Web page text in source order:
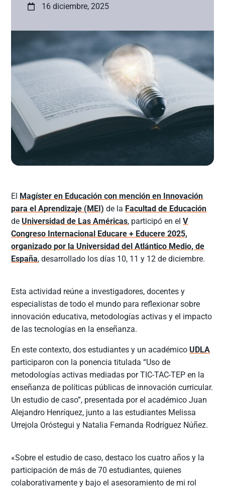
16 diciembre, 2025
El Magíster en Educación con mención en Innovación
para el Aprendizaje (MEI) de la Facultad de Educación
de Universidad de Las Américas, participó en elV
Congreso Internacional Educare + Educere 2025,
organizado por la Universidad del Atlántico Medio, de
España, desarrollado los días 10, 11 y 12 de diciembre.
Esta actividad reúne a investigadores, docentes y
especialistas de todo el mundo para reflexionar sobre
innovación educativa, metodologías activas y el impacto
de las tecnologías en la enseñanza.
En este contexto, dos estudiantes y un académico UDLA
participaron con la ponencia titulada “Uso de
metodologías activas mediadas por TIC-TAC-TEP en la
enseñanza de políticas públicas de innovación curricular.
Un estudio de caso”, presentada por el académico Juan
Alejandro Henríquez, junto a las estudiantes Melissa
Urrejola Oróstegui y Natalia Fernanda Rodríguez Núñez.
«Sobre el estudio de caso, destaco los cuatro años y la
participación de más de 70 estudiantes, quienes
colaborativamente y bajo el asesoramiento de mi rol